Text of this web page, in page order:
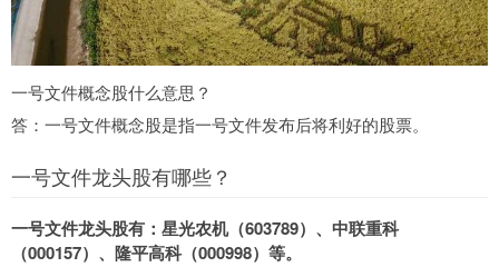
一号文件概念股什么意思？
答：一号文件概念股是指一号文件发布后将利好的股票。
一号文件龙头股有哪些？
一号文件龙头股有：星光农机（603789）、中联重科
（000157）、隆平高科（000998）等。